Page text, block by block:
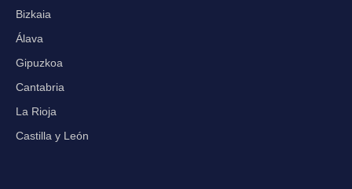
Bizkaia
Álava
Gipuzkoa
Cantabria
La Rioja
Castilla y León